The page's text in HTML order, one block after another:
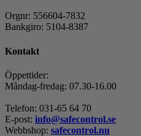
Orgnr: 556604-7832
Bankgiro: 5104-8387
Kontakt
Öppettider:
Måndag-fredag: 07.30-16.00
Telefon: 031-65 64 70
E-post: info@safecontrol.se
Webbshop: safecontrol.nu